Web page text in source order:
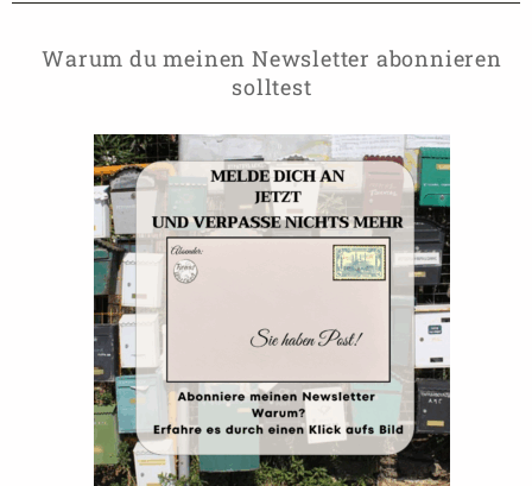
Warum du meinen Newsletter abonnieren
solltest